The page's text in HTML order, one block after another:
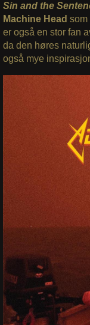
Sin and the
Machine Head som
er også en stor fan
da den høres
også mye